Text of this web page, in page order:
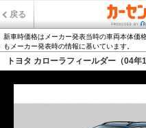
戻る
新車時価格はメーカー発表当時の車両本体価
もメーカー発表時の情報に基いています。
トヨタ カローラフィールダー（04